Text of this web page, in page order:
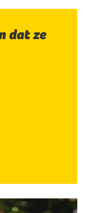
dat ze